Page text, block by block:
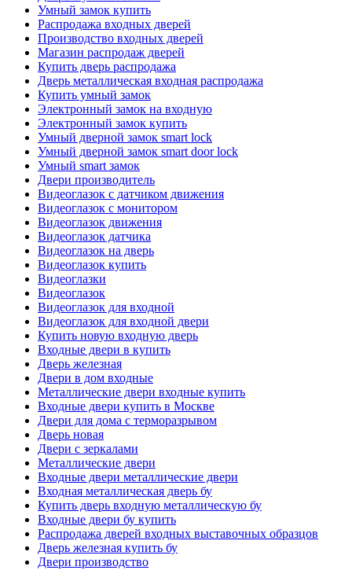
Умный замок купить
Распродажа входных дверей
Производство входных дверей
Магазин распродаж дверей
Купить дверь распродажа
Дверь металлическая входная распродажа
Купить умный замок
Электронный замок на входную
Электронный замок купить
Умный дверной замок smart lock
Умный дверной замок smart door lock
Умный smart замок
Двери производитель
Видеоглазок с датчиком движения
Видеоглазок с монитором
Видеоглазок движения
Видеоглазок датчика
Видеоглазок на дверь
Видеоглазок купить
Видеоглазки
Видеоглазок
Видеоглазок для входной
Видеоглазок для входной двери
Купить новую входную дверь
Входные двери в купить
Дверь железная
Двери в дом входные
Металлические двери входные купить
Входные двери купить в Москве
Двери для дома с терморазрывом
Дверь новая
Двери с зеркалами
Металлические двери
Входные двери металлические двери
Входная металлическая дверь бу
Купить дверь входную металлическую бу
Входные двери бу купить
Распродажа дверей входных выставочных образцов
Дверь железная купить бу
Двери производство